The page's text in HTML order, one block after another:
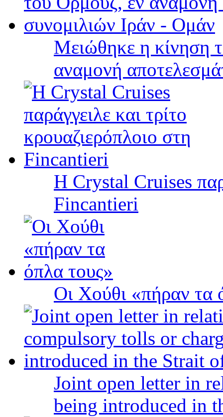
Μειώθηκε η κίνηση
αναμονή
Η Crystal Cruises
Fincantieri
Οι Χούθι «πήραν τα
Joint open letter in
being introduced in